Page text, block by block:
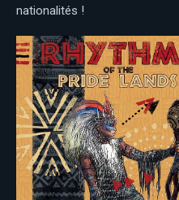
nationalités !